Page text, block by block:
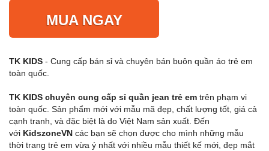
MUA NGAY
TK KIDS - Cung cấp bán sỉ và chuyên bán buôn quần áo trẻ em
toàn quốc.
TK KIDS chuyên cung cấp sỉ quần jean trẻ em trên phạm vi
toàn quốc. Sản phẩm mới với mẫu mã đẹp, chất lượng tốt, giá cả
cạnh tranh, và đặc biệt là do Việt Nam sản xuất. Đến
với KidszoneVN các bạn sẽ chọn được cho mình những mẫu
thời trang trẻ em vừa ý nhất với nhiều mẫu thiết kế mới, đẹp mắt